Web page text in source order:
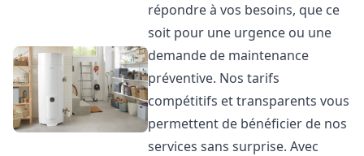
répondre à vos besoins, que ce
soit pour une urgence ou une
demande de maintenance
préventive. Nos tarifs
compétitifs et transparents vous
permettent de bénéficier de nos
services sans surprise. Avec